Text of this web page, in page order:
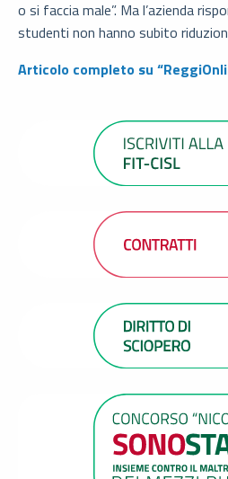
o si faccia male”. Ma l’azienda
studenti non hanno subito
Articolo completo su